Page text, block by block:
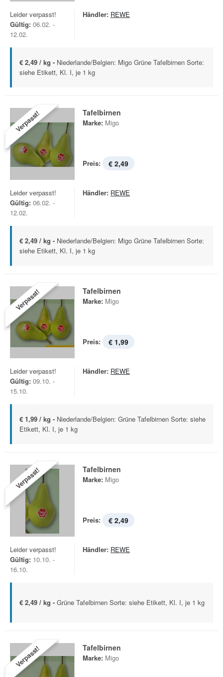
Leider verpasst!
Gültig: 06.02. -
12.02.
Händler: REWE
€ 2,49 / kg - Niederlande/Belgien: Migo Grüne Tafelbirnen Sorte:
siehe Etikett, Kl. I, je 1 kg
Verpasst! Tafelbirnen
Marke: Migo
Preis: € 2,49
Leider verpasst!
Gültig: 06.02. -
12.02.
Händler: REWE
€ 2,49 / kg - Niederlande/Belgien: Migo Grüne Tafelbirnen Sorte:
siehe Etikett, Kl. I, je 1 kg
Verpasst! Tafelbirnen
Marke: Migo
Preis: € 1,99
Leider verpasst!
Gültig: 09.10. -
15.10.
Händler: REWE
€ 1,99 / kg - Niederlande/Belgien: Grüne Tafelbirnen Sorte: siehe
Etikett, Kl. I, je 1 kg
Verpasst! Tafelbirnen
Marke: Migo
Preis: € 2,49
Leider verpasst!
Gültig: 10.10. -
16.10.
Händler: REWE
€ 2,49 / kg - Grüne Tafelbirnen Sorte: siehe Etikett, Kl. I, je 1 kg
Verpasst! Tafelbirnen
Marke: Migo